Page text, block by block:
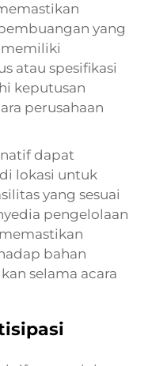
yang
memiliki
atau spesifikasi
keputusan
perusahaan
dapat
lokasi untuk
yang sesuai
pengelolaan
bahan
selama acara